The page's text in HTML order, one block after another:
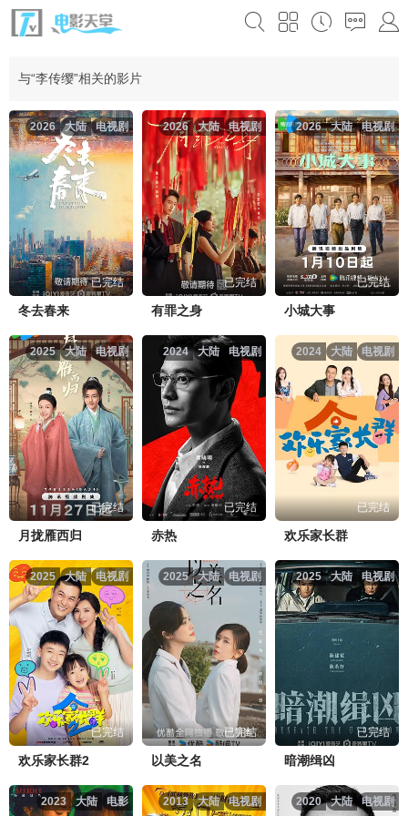
与“李传缨”相关的影片
电视剧
大陆
2026
已完结
冬去春来
电视剧
大陆
2026
已完结
有罪之身
电视剧
大陆
2026
已完结
小城大事
电视剧
大陆
2025
已完结
月拢雁西归
电视剧
大陆
2024
已完结
赤热
电视剧
大陆
2024
已完结
欢乐家长群
电视剧
大陆
2025
已完结
欢乐家长群2
电视剧
大陆
2025
已完结
以美之名
电视剧
大陆
2025
已完结
暗潮缉凶
电影
大陆
2023 电视剧
大陆
2013 电视剧
大陆
2020